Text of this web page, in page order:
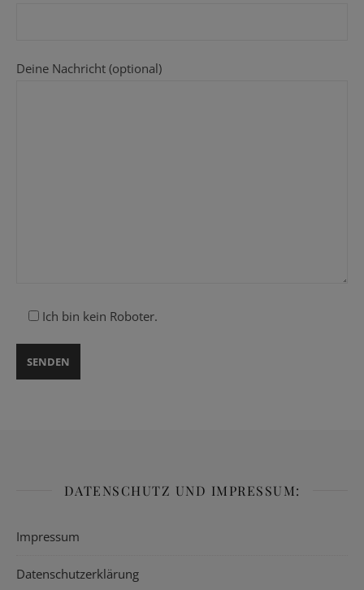
Deine Nachricht (optional)
Ich bin kein Roboter.
DATENSCHUTZ UND IMPRESSUM:
Impressum
Datenschutzerklärung